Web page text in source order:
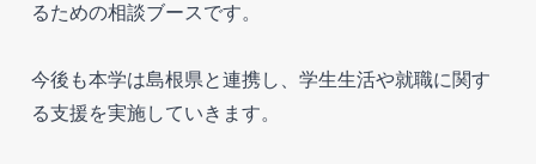
るための相談ブースです。
今後も本学は島根県と連携し、学生生活や就職に関す
る支援を実施していきます。